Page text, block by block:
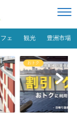
ェ 観光 豊洲市場
おトク